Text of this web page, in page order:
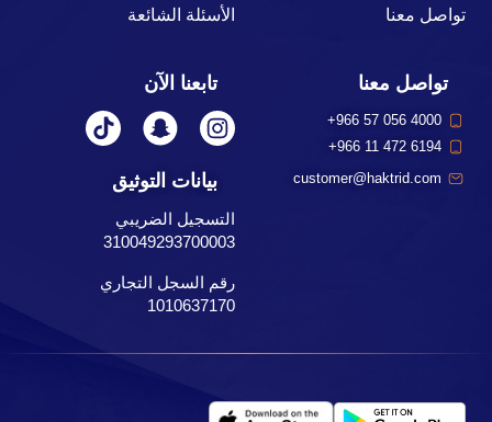
تواصل معنا الأسئلة الشائعة
تواصل معنا
+966 57 056 4000
+966 11 472 6194
customer@haktrid.com
تابعنا الآن
بيانات التوثيق
التسجيل الضريبي
310049293700003
رقم السجل التجاري
1010637170